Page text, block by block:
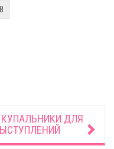
КУПАЛЬНИКИ ДЛЯ